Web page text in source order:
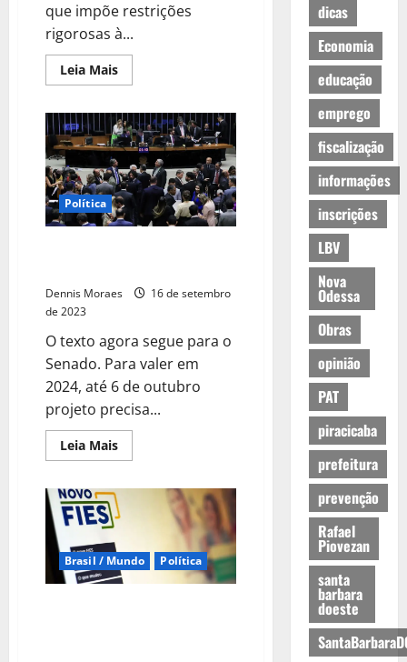
que impõe restrições
rigorosas à...
Leia Mais
Política
Dennis Moraes
16 de setembro
de 2023
O texto agora segue para o
Senado. Para valer em
2024, até 6 de outubro
projeto precisa...
Leia Mais
Brasil / Mundo Política
dicas
Economia
educação
emprego
fiscalização
informações
inscrições
LBV
Nova
Odessa
Obras
opinião
PAT
piracicaba
prefeitura
prevenção
Rafael
Piovezan
santa
barbara
doeste